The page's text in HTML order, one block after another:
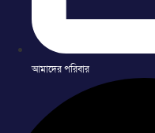
আমাদের পরিবার